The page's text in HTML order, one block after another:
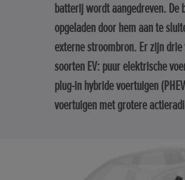
batterij wordt aangedreven.
opgeladen door hem aan te
externe stroombron. Er zijn
soorten EV: puur elektrische
plug-in hybride voertuigen
voertuigen met grotere